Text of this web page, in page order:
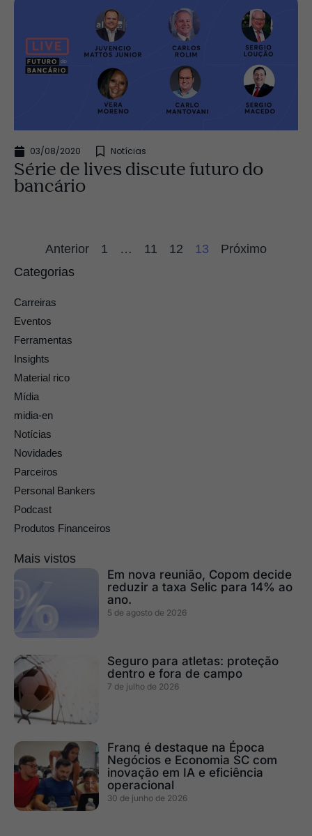
03/08/2020 Notícias
Série de lives discute futuro do
bancário
Anterior 1 … 11 12 13
Próximo
Categorias
Carreiras
Eventos
Ferramentas
Insights
Material rico
Mídia
midia-en
Notícias
Novidades
Parceiros
Personal Bankers
Podcast
Produtos Financeiros
Mais vistos
Em nova reunião, Copom decide
reduzir a taxa Selic para 14% ao
ano.
5 de agosto de 2026
Seguro para atletas: proteção
dentro e fora de campo
7 de julho de 2026
Franq é destaque na Época
Negócios e Economia SC com
inovação em IA e eficiência
operacional
30 de junho de 2026